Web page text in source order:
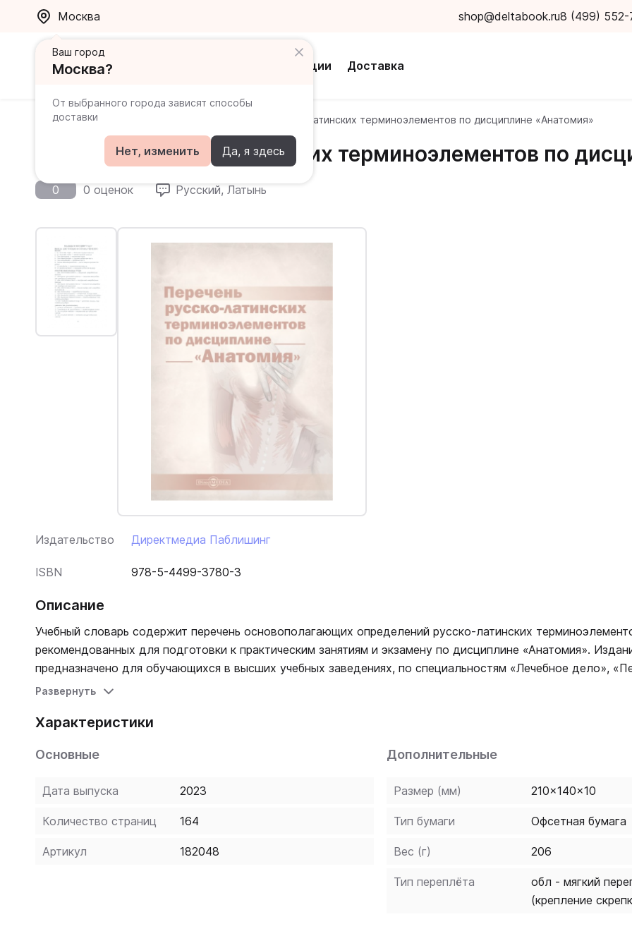
Москва shop@deltabook.ru8 (499) 552-
Акции Доставка
Ваш город
Москва?
От выбранного города зависят способы
доставки
Нет, изменить Да, я здесь
Главная Каталог Перечень русско-латинских терминоэлементов по дисциплине «Анатомия»
Перечень русско-латинских терминоэлементов по
0 0 оценок Русский, Латынь
Издательство Директмедиа Паблишинг
ISBN 978-5-4499-3780-3
Описание
Учебный словарь содержит перечень основополагающих определений русско-латинских
рекомендованных для подготовки к практическим занятиям и экзамену по дисциплине «Анатомия».
предназначено для обучающихся в высших учебных заведениях, по специальностям «Лечебное дело»,
«Стоматология», «Фармация», «Медико-профилактическое дело».
Развернуть
Характеристики
Основные
Дата выпуска 2023
Количество страниц 164
Артикул 182048
Дополнительные
Размер (мм) 210x140x10
Тип бумаги Офсетная бумага
Вес (г) 206
Тип переплёта
обл - мягкий
(крепление